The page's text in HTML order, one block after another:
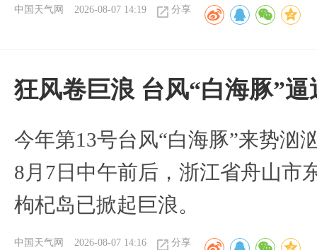
中国天气网 2026-08-07 14:19 分享
狂风卷巨浪 台风“白海豚”
今年第13号台风“白海豚”来势汹
8月7日中午前后，浙江省舟山市
枸杞岛已掀起巨浪。
中国天气网 2026-08-07 14:16 分享